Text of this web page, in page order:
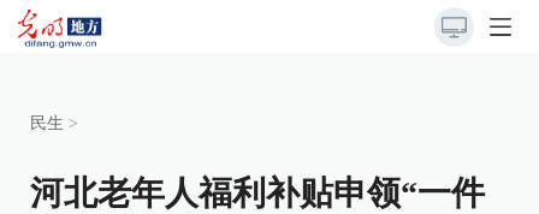
民生 >
河北老年人福利补贴申领“一件